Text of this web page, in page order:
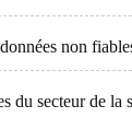
non
du secteur de la